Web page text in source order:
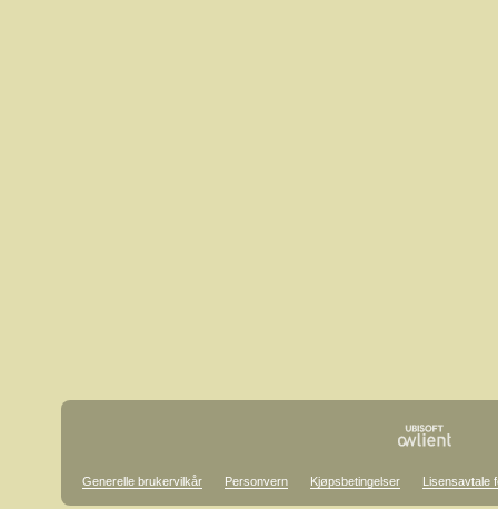
Generelle brukervilkår Personvern Kjøpsbetingelser Lisensavtale